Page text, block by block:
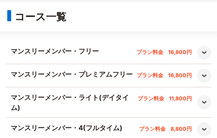
コース一覧
マンスリーメンバー・フリー プラン料金 16,800円
マンスリーメンバー・プレミアムフリー プラン料金 16,800円
マンスリーメンバー・ライト(デイタイ
ム)
プラン料金 11,800円
マンスリーメンバー・4(フルタイム) プラン料金 8,800円